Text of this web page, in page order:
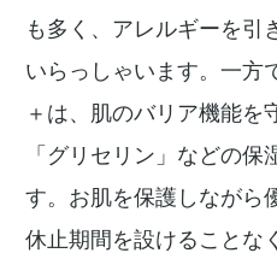
も多く、アレルギーを引
いらっしゃいます。一方
＋は、肌のバリア機能を
「グリセリン」などの保
す。お肌を保護しながら
休止期間を設けることなく